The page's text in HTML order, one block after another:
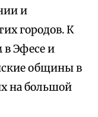
и
городов. К
Эфесе и
общины в
на большой